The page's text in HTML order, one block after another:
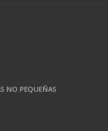
NO PEQUEÑAS